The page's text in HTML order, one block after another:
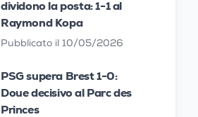
dividono la posta: 1-1 al
Raymond Kopa
Pubblicato il 10/05/2026
PSG supera Brest 1-0:
Doue decisivo al Parc des
Princes